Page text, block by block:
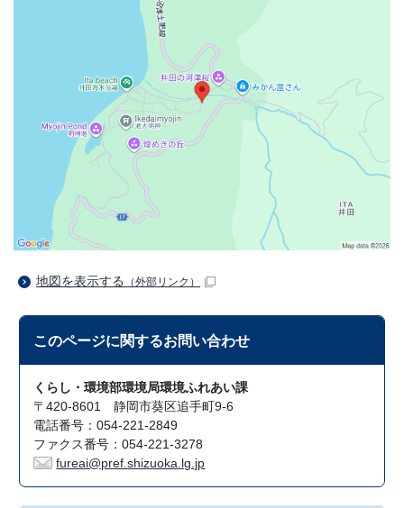
地図を表示する （外部リンク）
このページに関するお問い合わせ
くらし・環境部環境局環境ふれあい課
〒420-8601 静岡市葵区追手町9-6
電話番号：054-221-2849
ファクス番号：054-221-3278
fureai@pref.shizuoka.lg.jp